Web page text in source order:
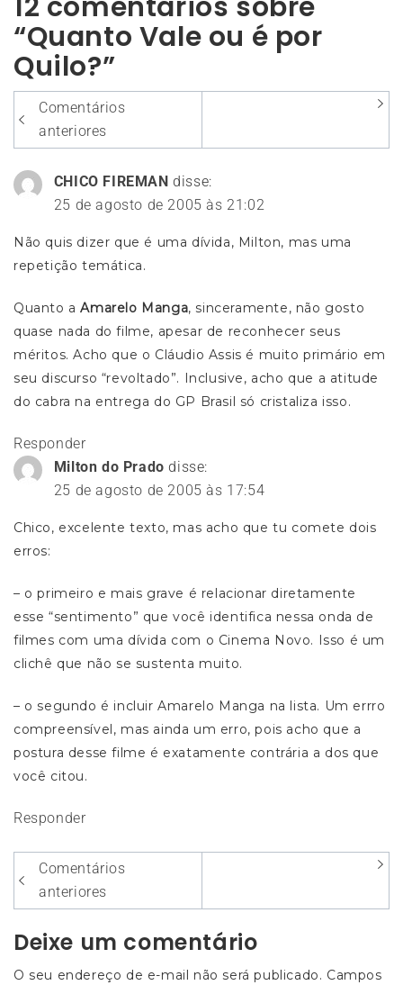
12 comentários sobre
“Quanto Vale ou é por
Quilo?”
Navegação
entre
os
comentários
Comentários
anteriores
CHICO FIREMAN disse:
25 de agosto de 2005 às 21:02
Não quis dizer que é uma dívida, Milton, mas uma
repetição temática.
Quanto aAmarelo Manga, sinceramente, não gosto
quase nada do filme, apesar de reconhecer seus
méritos. Acho que o Cláudio Assis é muito primário em
seu discurso “revoltado”. Inclusive, acho que a atitude
do cabra na entrega do GP Brasil só cristaliza isso.
Responder
Milton do Prado disse:
25 de agosto de 2005 às 17:54
Chico, excelente texto, mas acho que tu comete dois
erros:
– o primeiro e mais grave é relacionar diretamente
esse “sentimento” que você identifica nessa onda de
filmes com uma dívida com o Cinema Novo. Isso é um
clichê que não se sustenta muito.
– o segundo é incluir Amarelo Manga na lista. Um errro
compreensível, mas ainda um erro, pois acho que a
postura desse filme é exatamente contrária a dos que
você citou.
Responder
Navegação
entre
os
comentários
Comentários
anteriores
Deixe um comentário
O seu endereço de e-mail não será publicado. Campos